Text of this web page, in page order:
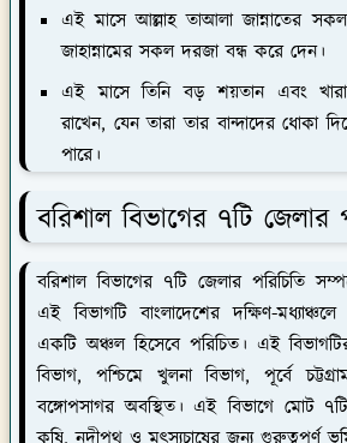
এই মাসে আল্লাহ তাআলা জান্নাতের
জাহান্নামের সকল দরজা বন্ধ করে দেন।
এই মাসে তিনি বড় শয়তান এবং
রাখেন, যেন তারা তার বান্দাদের ধোকা
পারে।
বরিশাল বিভাগের ৭টি জেলার
বরিশাল বিভাগের ৭টি জেলার পরিচিতি
এই বিভাগটি বাংলাদেশের দক্ষিণ-
একটি অঞ্চল হিসেবে পরিচিত। এই
বিভাগ, পশ্চিমে খুলনা বিভাগ, পূর্বে
বঙ্গোপসাগর অবস্থিত। এই বিভাগে মোট